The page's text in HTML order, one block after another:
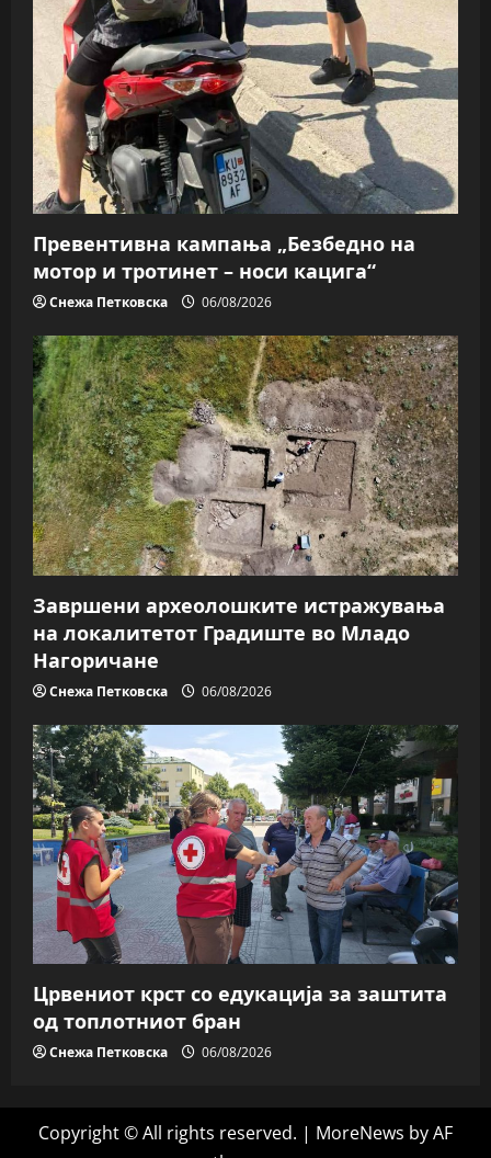
Превентивна кампања „Безбедно на
мотор и тротинет – носи кацига“
Снежа Петковска 06/08/2026
Завршени археолошките истражувања
на локалитетот Градиште во Младо
Нагоричане
Снежа Петковска 06/08/2026
Црвениот крст со едукација за заштита
од топлотниот бран
Снежа Петковска 06/08/2026
Copyright © All rights reserved. | MoreNews by AF